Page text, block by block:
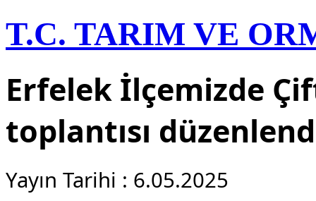
T.C. TARIM VE
Erfelek İlçemizde
toplantısı
Yayın Tarihi : 6.05.2025